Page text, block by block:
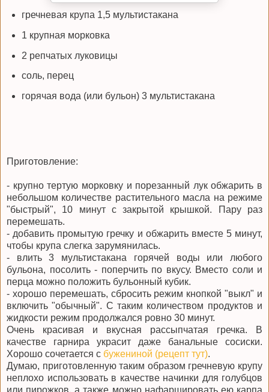
гречневая крупа 1,5 мультистакана
1 крупная морковка
2 репчатых луковицы
соль, перец
горячая вода (или бульон) 3 мультистакана
Приготовление:
- крупно тертую морковку и порезанный лук обжарить в
небольшом количестве растительного масла на режиме
"быстрый", 10 минут с закрытой крышкой. Пару раз
перемешать.
- добавить промытую гречку и обжарить вместе 5 минут,
чтобы крупа слегка зарумянилась.
- влить 3 мультистакана горячей воды или любого
бульона, посолить - поперчить по вкусу. Вместо соли и
перца можно положить бульонный кубик.
- хорошо перемешать, сбросить режим кнопкой "выкл" и
включить "обычный". С таким количеством продуктов и
жидкости режим продолжался ровно 30 минут.
Очень красивая и вкусная рассыпчатая гречка. В
качестве гарнира украсит даже банальные сосиски.
Хорошо сочетается с бужениной (рецепт тут).
Думаю, приготовленную таким образом гречневую крупу
неплохо использовать в качестве начинки для голубцов